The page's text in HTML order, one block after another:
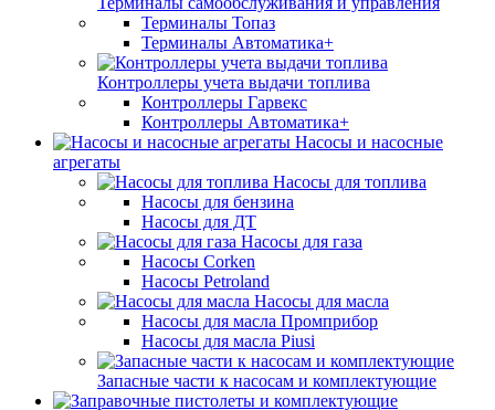
Терминалы Топаз
Терминалы Автоматика+
Контроллеры учета выдачи топлива
Контроллеры Гарвекс
Контроллеры Автоматика+
Насосы и насосные
агрегаты
Насосы для топлива
Насосы для бензина
Насосы для ДТ
Насосы для газа
Насосы Corken
Насосы Petroland
Насосы для масла
Насосы для масла Промприбор
Насосы для масла Piusi
Запасные части к насосам и комплектующие